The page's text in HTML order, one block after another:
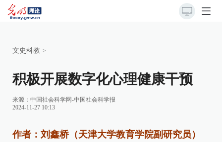
文史科教 >
积极开展数字化心理健康干预
来源： 中国社会科学网-中国社会科学报
2024-11-27 10:13
作者：刘鑫桥（天津大学教育学院副研究员）